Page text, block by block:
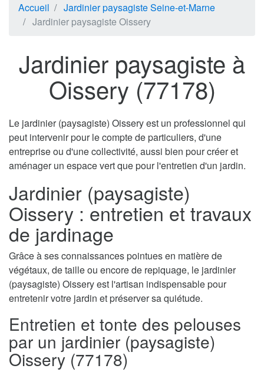
Accueil
Jardinier paysagiste Seine-et-Marne
Jardinier paysagiste Oissery
Jardinier paysagiste à
Oissery (77178)
Le jardinier (paysagiste) Oissery est un professionnel qui
peut intervenir pour le compte de particuliers, d'une
entreprise ou d'une collectivité, aussi bien pour créer et
aménager un espace vert que pour l'entretien d'un jardin.
Jardinier (paysagiste)
Oissery : entretien et travaux
de jardinage
Grâce à ses connaissances pointues en matière de
végétaux, de taille ou encore de repiquage, le jardinier
(paysagiste) Oissery est l'artisan indispensable pour
entretenir votre jardin et préserver sa quiétude.
Entretien et tonte des pelouses
par un jardinier (paysagiste)
Oissery (77178)